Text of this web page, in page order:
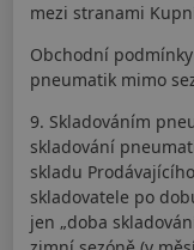
mezi stranami
Obchodní
pneumatik mimo
9. Skladováním
skladování
skladu
skladovatele po
jen „doba